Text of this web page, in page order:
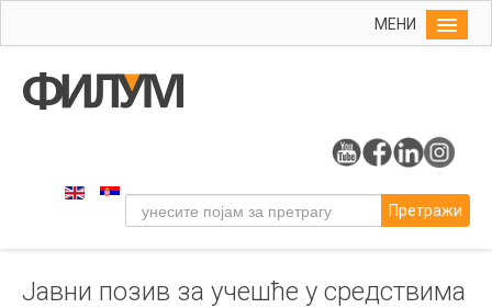
МЕНИ
Упис
Уметност
Издаваштво
Претражи
Јавни позив за учешће у средствима